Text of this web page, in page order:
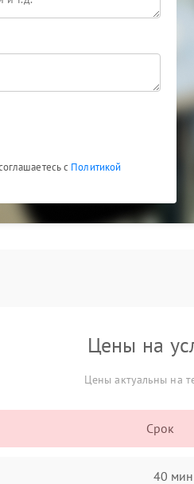
с Политикой
Цены на
Цены актуальны на
Срок
40 мин